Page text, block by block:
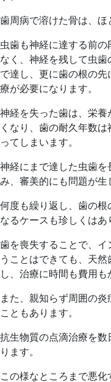
歯周病で溶けた骨は、ほ
虫歯も神経に達する前
なく、神経を残して虫
で達し、更に歯の根の
療が必要になります。
神経を失った歯は、栄
くなり、歯の耐久年数
ってしまいます。
神経にまで達した虫歯
み、審美的にも問題が生
何度も繰り返し、歯の
なるケースも珍しくはあ
歯を喪失することで、
うことはできても、天
し、治療に時間も費用も
また、親知らず周囲の
こともあります。
抗生物質の点滴治療を
ります。
この様なところまで悪